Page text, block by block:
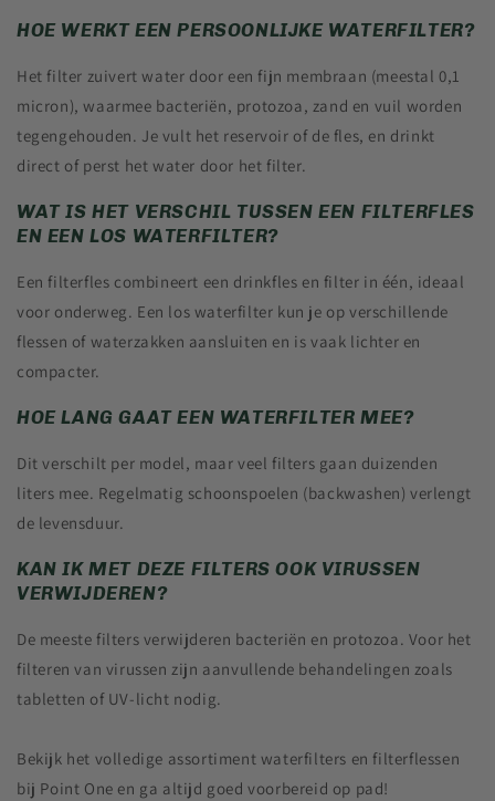
HOE WERKT EEN PERSOONLIJKE WATERFILTER?
Het filter zuivert water door een fijn membraan (meestal 0,1
micron), waarmee bacteriën, protozoa, zand en vuil worden
tegengehouden. Je vult het reservoir of de fles, en drinkt
direct of perst het water door het filter.
WAT IS HET VERSCHIL TUSSEN EEN FILTERFLES
EN EEN LOS WATERFILTER?
Een filterfles combineert een drinkfles en filter in één, ideaal
voor onderweg. Een los waterfilter kun je op verschillende
flessen of waterzakken aansluiten en is vaak lichter en
compacter.
HOE LANG GAAT EEN WATERFILTER MEE?
Dit verschilt per model, maar veel filters gaan duizenden
liters mee. Regelmatig schoonspoelen (backwashen) verlengt
de levensduur.
KAN IK MET DEZE FILTERS OOK VIRUSSEN
VERWIJDEREN?
De meeste filters verwijderen bacteriën en protozoa. Voor het
filteren van virussen zijn aanvullende behandelingen zoals
tabletten of UV-licht nodig.
Bekijk het volledige assortiment waterfilters en filterflessen
bij Point One en ga altijd goed voorbereid op pad!